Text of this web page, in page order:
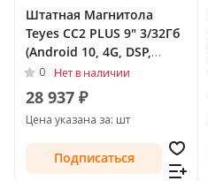
Штатная Магнитола
Teyes CC2 PLUS 9" 3/32Гб
(Android 10, 4G, DSP,
QLed) для FAW Besturn
B30 I 2015 - 2020
0 Нет в наличии
28 937 ₽
Цена указана за: шт
Подписаться